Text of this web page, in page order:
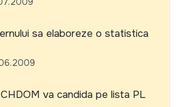
sa elaboreze o statistica
va candida pe lista PL